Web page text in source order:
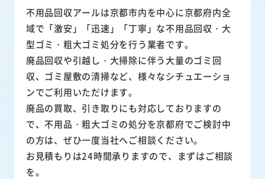
不用品回収アールは京都市内を中心に京都府内全
域で「激安」「迅速」「丁寧」な不用品回収・大
型ゴミ・粗大ゴミ処分を行う業者です。
廃品回収や引越し・大掃除に伴う大量のゴミ回
収、ゴミ屋敷の清掃など、様々なシチュエーショ
ンでご利用いただけます。
廃品の買取、引き取りにも対応しておりますの
で、不用品・粗大ゴミの処分を京都府でご検討中
の方は、ぜひ一度当社へご相談ください。
お見積もりは24時間承りますので、まずはご相談
を。